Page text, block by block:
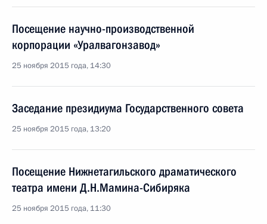
Посещение научно-производственной
корпорации «Уралвагонзавод»
25 ноября 2015 года, 14:30
Заседание президиума Государственного совета
25 ноября 2015 года, 13:20
Посещение Нижнетагильского драматического
театра имени Д.Н.Мамина-Сибиряка
25 ноября 2015 года, 11:30